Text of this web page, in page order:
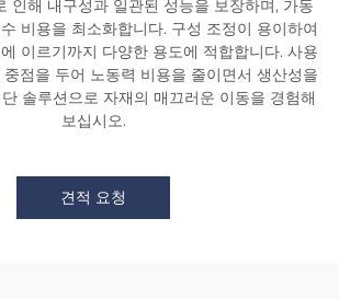
인해 내구성과 일관된 성능을 보장하며, 가동
비용을 최소화합니다. 구성 조정이 용이하여
이르기까지 다양한 용도에 적합합니다. 사용
점을 두어 노동력 비용을 줄이면서 생산성을
솔루션으로 자재의 매끄러운 이동을 경험해
보십시오.
견적 요청